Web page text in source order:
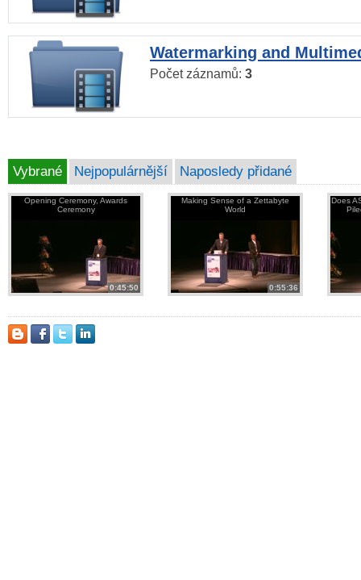
Watermarking and
Počet záznamů: 3
Vybrané Nejpopulárnější Naposledy přidané
Opening Ceremony, Awards
Ceremony
0:45:50
Making Sense of a Zettabyte
World
0:55:36
Does